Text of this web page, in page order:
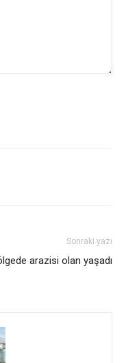
Sonraki yazı
arazisi olan yaşadı